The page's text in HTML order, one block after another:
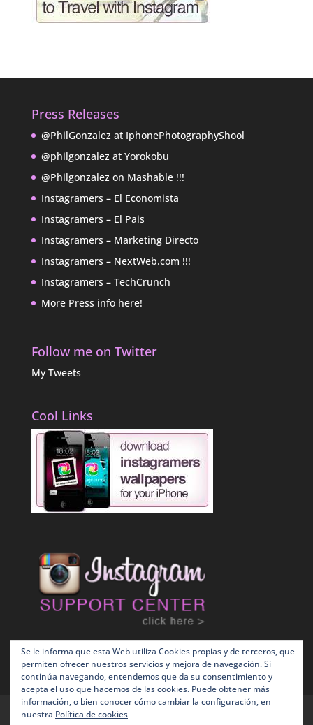
Press Releases
@PhilGonzalez at IphonePhotographyShool
@philgonzalez at Yorokobu
@Philgonzalez on Mashable !!!
Instagramers – El Economista
Instagramers – El Pais
Instagramers – Marketing Directo
Instagramers – NextWeb.com !!!
Instagramers – TechCrunch
More Press info here!
Follow me on Twitter
My Tweets
Cool Links
Terms and Conditions
Se le informa que esta Web utiliza Cookies propias y de terceros, que
permiten ofrecer nuestros servicios y mejora de navegación. Si
continúa navegando, entendemos que da su consentimiento y
acepta el uso que hacemos de las cookies. Puede obtener más
información, o bien conocer cómo cambiar la configuración, en
nuestra Política de cookies